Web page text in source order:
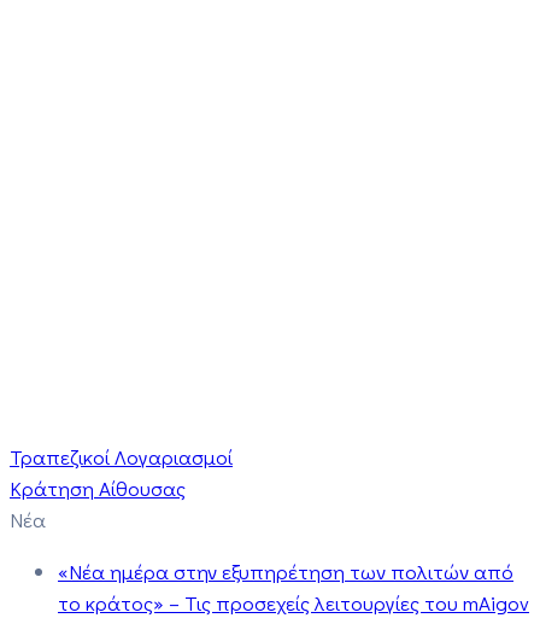
Τραπεζικοί Λογαριασμοί
Κράτηση Αίθουσας
Νέα
«Νέα ημέρα στην εξυπηρέτηση των πολιτών από
το κράτος» – Τις προσεχείς λειτουργίες του mAigov